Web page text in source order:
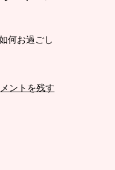
何お過ごし
ントを残す